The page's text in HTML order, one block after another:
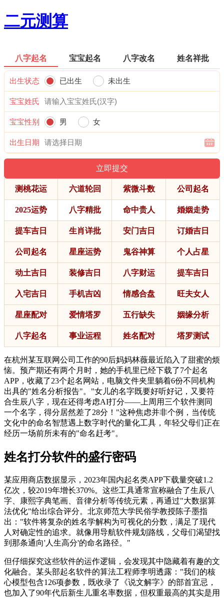
二元测算
八字起名 宝宝起名 八字改名 姓名祥批
出生状态 已出生 未出生
宝宝姓氏
宝宝性别 男 女
出生日期
测桃花运 六道轮回 紫微斗数 公司起名
2025运势 八字精批 命中贵人 婚姻走势
提车吉日 生肖详批 安门吉日 订婚吉日
公司起名 星座运势 鬼谷神算 个人占星
动土吉日 装修吉日 八字财运 提车吉日
入宅吉日 手机吉凶 情感合盘 旺夫女人
星座配对 爱情塔罗 五行缺失 姻缘分析
八字起名 事业运程 姓名配对 塔罗测试
在杭州某互联网公司工作的90后妈妈林薇最近陷入了甜蜜的烦
恼。预产期还有两个月时，她的手机里已经下载了7个起名
APP，收藏了23个起名网站，电脑文件夹里躺着6份不同机构
出具的"姓名分析报告"。"女儿的名字既要好听好记，又要符
合生辰八字，现在还得考虑AI打分——上周用三个软件测同
一个名字，得分居然差了28分！"这种焦虑并非个例，当传统
文化中的命名智慧遇上数字时代的量化工具，年轻父母们正在
经历一场前所未有的"命名赶考"。
姓名打分软件的盛行密码
某应用商店数据显示，2023年国内起名类APP下载量突破1.2
亿次，较2019年增长370%。这些工具通常宣称融合了生辰八
字、康熙字典笔画、音律分析等传统元素，再通过"大数据算
法优化"给出综合评分。北京师范大学民俗学教授陈子墨指
出："软件将复杂的姓名学解构为可视化的分数，满足了现代
人对确定性的追求。就像用导航软件规划路线，父母们渴望找
到那条通向'人生高分'的命名路径。"
但仔细探究这些软件的运作逻辑，会发现其中隐藏着有趣的文
化融合。某头部起名软件的算法工程师李明透露："我们的核
心模型包含126项参数，既收录了《说文解字》的部首宜忌，
也加入了90年代后新生儿重名率数据，但权重最高的其实是用